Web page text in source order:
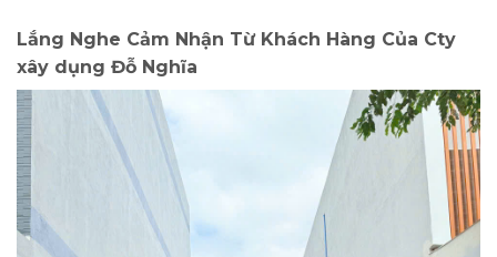
Lắng Nghe Cảm Nhận Từ Khách Hàng Của Cty
xây dụng Đỗ Nghĩa